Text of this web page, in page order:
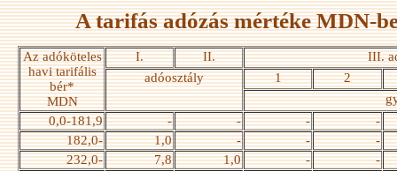
A tarifás adózás mértéke MDN-
Az adóköteles
havi tarifális
bér*
MDN
I. II.
III.
adóosztály
1
2
0,0-181,9
- - -
-
182,0-
1,0 - -
-
232,0-
7,8 1,0 -
-